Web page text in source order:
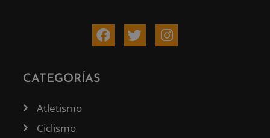
CATEGORÍAS
Atletismo
Ciclismo